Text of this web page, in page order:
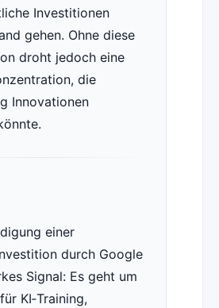
Investitionen
gehen. Ohne diese
droht jedoch eine
die
Innovationen
einer
durch Google
Signal: Es geht um
KI‑Training,